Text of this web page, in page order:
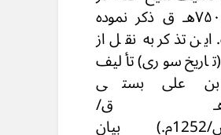
سال ۷۵٠هـ ق ذکر نموده
تذکر به نقل از
سوری) تألیف
بن علی بستی
ق/
۷۳۱ش/1252م.) بیان